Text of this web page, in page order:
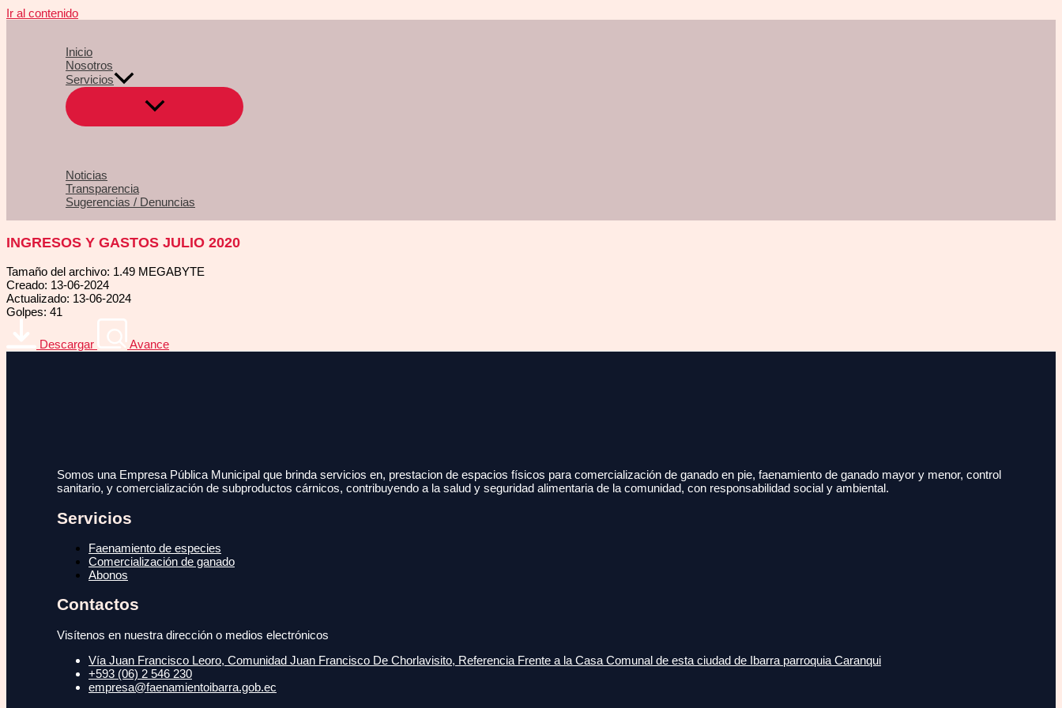
Ir al contenido
Inicio
Nosotros
Servicios
Noticias
Transparencia
Sugerencias / Denuncias
INGRESOS Y GASTOS JULIO 2020
Tamaño del archivo: 1.49 MEGABYTE
Creado: 13-06-2024
Actualizado: 13-06-2024
Golpes: 41
Descargar Avance
Somos una Empresa Pública Municipal que brinda servicios en, prestacion de espacios físicos para comercialización de ganado en pie, faenamiento de ganado mayor y menor, control
sanitario, y comercialización de subproductos cárnicos, contribuyendo a la salud y seguridad alimentaria de la comunidad, con responsabilidad social y ambiental.
Servicios
Faenamiento de especies
Comercialización de ganado
Abonos
Contactos
Visítenos en nuestra dirección o medios electrónicos
Vía Juan Francisco Leoro, Comunidad Juan Francisco De Chorlavisito, Referencia Frente a la Casa Comunal de esta ciudad de Ibarra parroquia Caranqui
+593 (06) 2 546 230
empresa@faenamientoibarra.gob.ec